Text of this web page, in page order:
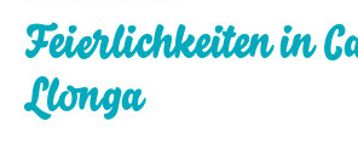
GENIESSEN SIE IBIZA
Feierlichkeiten in
Llonga